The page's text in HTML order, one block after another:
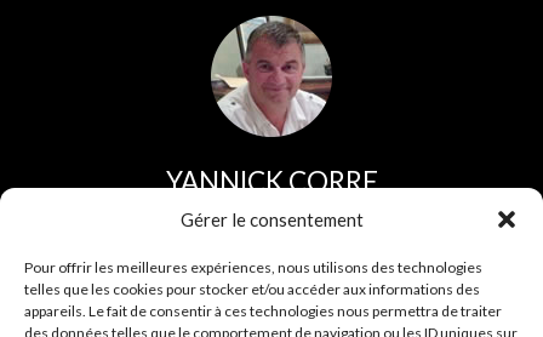
Gérer le consentement
Pour offrir les meilleures expériences, nous utilisons des technologies
telles que les cookies pour stocker et/ou accéder aux informations des
appareils. Le fait de consentir à ces technologies nous permettra de traiter
des données telles que le comportement de navigation ou les ID uniques sur
YANNICK CORRE
Direction et service commercial
Fax :02 96 43 35 75